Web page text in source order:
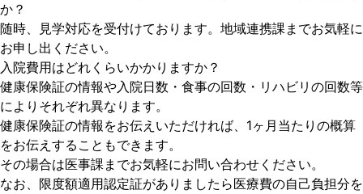
か？
随時、見学対応を受付けております。地域連携課までお気軽に
お申し出ください。
入院費用はどれくらいかかりますか？
健康保険証の情報や入院日数・食事の回数・リハビリの回数等
によりそれぞれ異なります。
健康保険証の情報をお伝えいただければ、1ヶ月当たりの概算
をお伝えすることもできます。
その場合は医事課までお気軽にお問い合わせください。
なお、限度額適用認定証がありましたら医療費の自己負担分を